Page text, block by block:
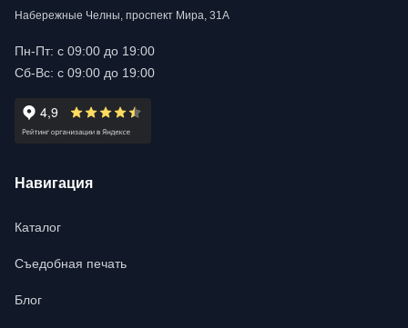
Набережные Челны, проспект Мира, 31А
Пн-Пт: с 09:00 до 19:00
Сб-Вс: с 09:00 до 19:00
Навигация
Каталог
Съедобная печать
Блог